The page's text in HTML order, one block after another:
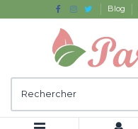
Blog